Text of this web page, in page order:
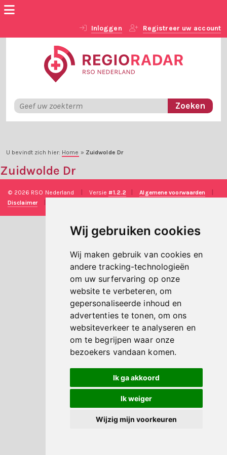
Wij gebruiken cookies
Wij maken gebruik van cookies en
andere tracking-technologieën
om uw surfervaring op onze
website te verbeteren, om
gepersonaliseerde inhoud en
advertenties te tonen, om ons
websiteverkeer te analyseren en
om te begrijpen waar onze
bezoekers vandaan komen.
Ik ga akkoord
Ik weiger
Wijzig mijn voorkeuren
Inloggen Registreer uw account
U bevindt zich hier: Home » Zuidwolde Dr
Zuidwolde Dr
© 2026 RSO Nederland Versie#1.2.2 Algemene voorwaarden
Disclaimer